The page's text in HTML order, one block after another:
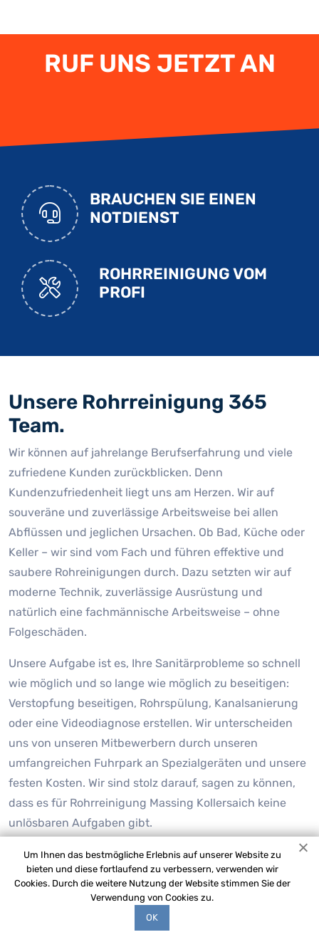
RUF UNS JETZT AN
BRAUCHEN SIE EINEN
NOTDIENST
ROHRREINIGUNG VOM
PROFI
Unsere Rohrreinigung 365
Team.
Wir können auf jahrelange Berufserfahrung und viele
zufriedene Kunden zurückblicken. Denn
Kundenzufriedenheit liegt uns am Herzen. Wir auf
souveräne und zuverlässige Arbeitsweise bei allen
Abflüssen und jeglichen Ursachen. Ob Bad, Küche oder
Keller – wir sind vom Fach und führen effektive und
saubere Rohreinigungen durch. Dazu setzten wir auf
moderne Technik, zuverlässige Ausrüstung und
natürlich eine fachmännische Arbeitsweise – ohne
Folgeschäden.
Unsere Aufgabe ist es, Ihre Sanitärprobleme so schnell
wie möglich und so lange wie möglich zu beseitigen:
Verstopfung beseitigen, Rohrspülung, Kanalsanierung
oder eine Videodiagnose erstellen. Wir unterscheiden
uns von unseren Mitbewerbern durch unseren
umfangreichen Fuhrpark an Spezialgeräten und unsere
festen Kosten. Wir sind stolz darauf, sagen zu können,
dass es für Rohrreinigung Massing Kollersaich keine
unlösbaren Aufgaben gibt.
Um Ihnen das bestmögliche Erlebnis auf unserer Website zu
bieten und diese fortlaufend zu verbessern, verwenden wir
Cookies. Durch die weitere Nutzung der Website stimmen Sie der
Verwendung von Cookies zu.
OK